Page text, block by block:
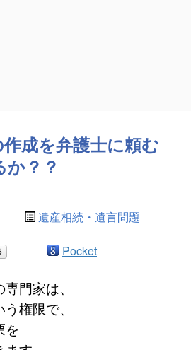
作成を弁護士に頼む
？？
遺産相続・遺言問題
Pocket
門家は、
権限で、
を